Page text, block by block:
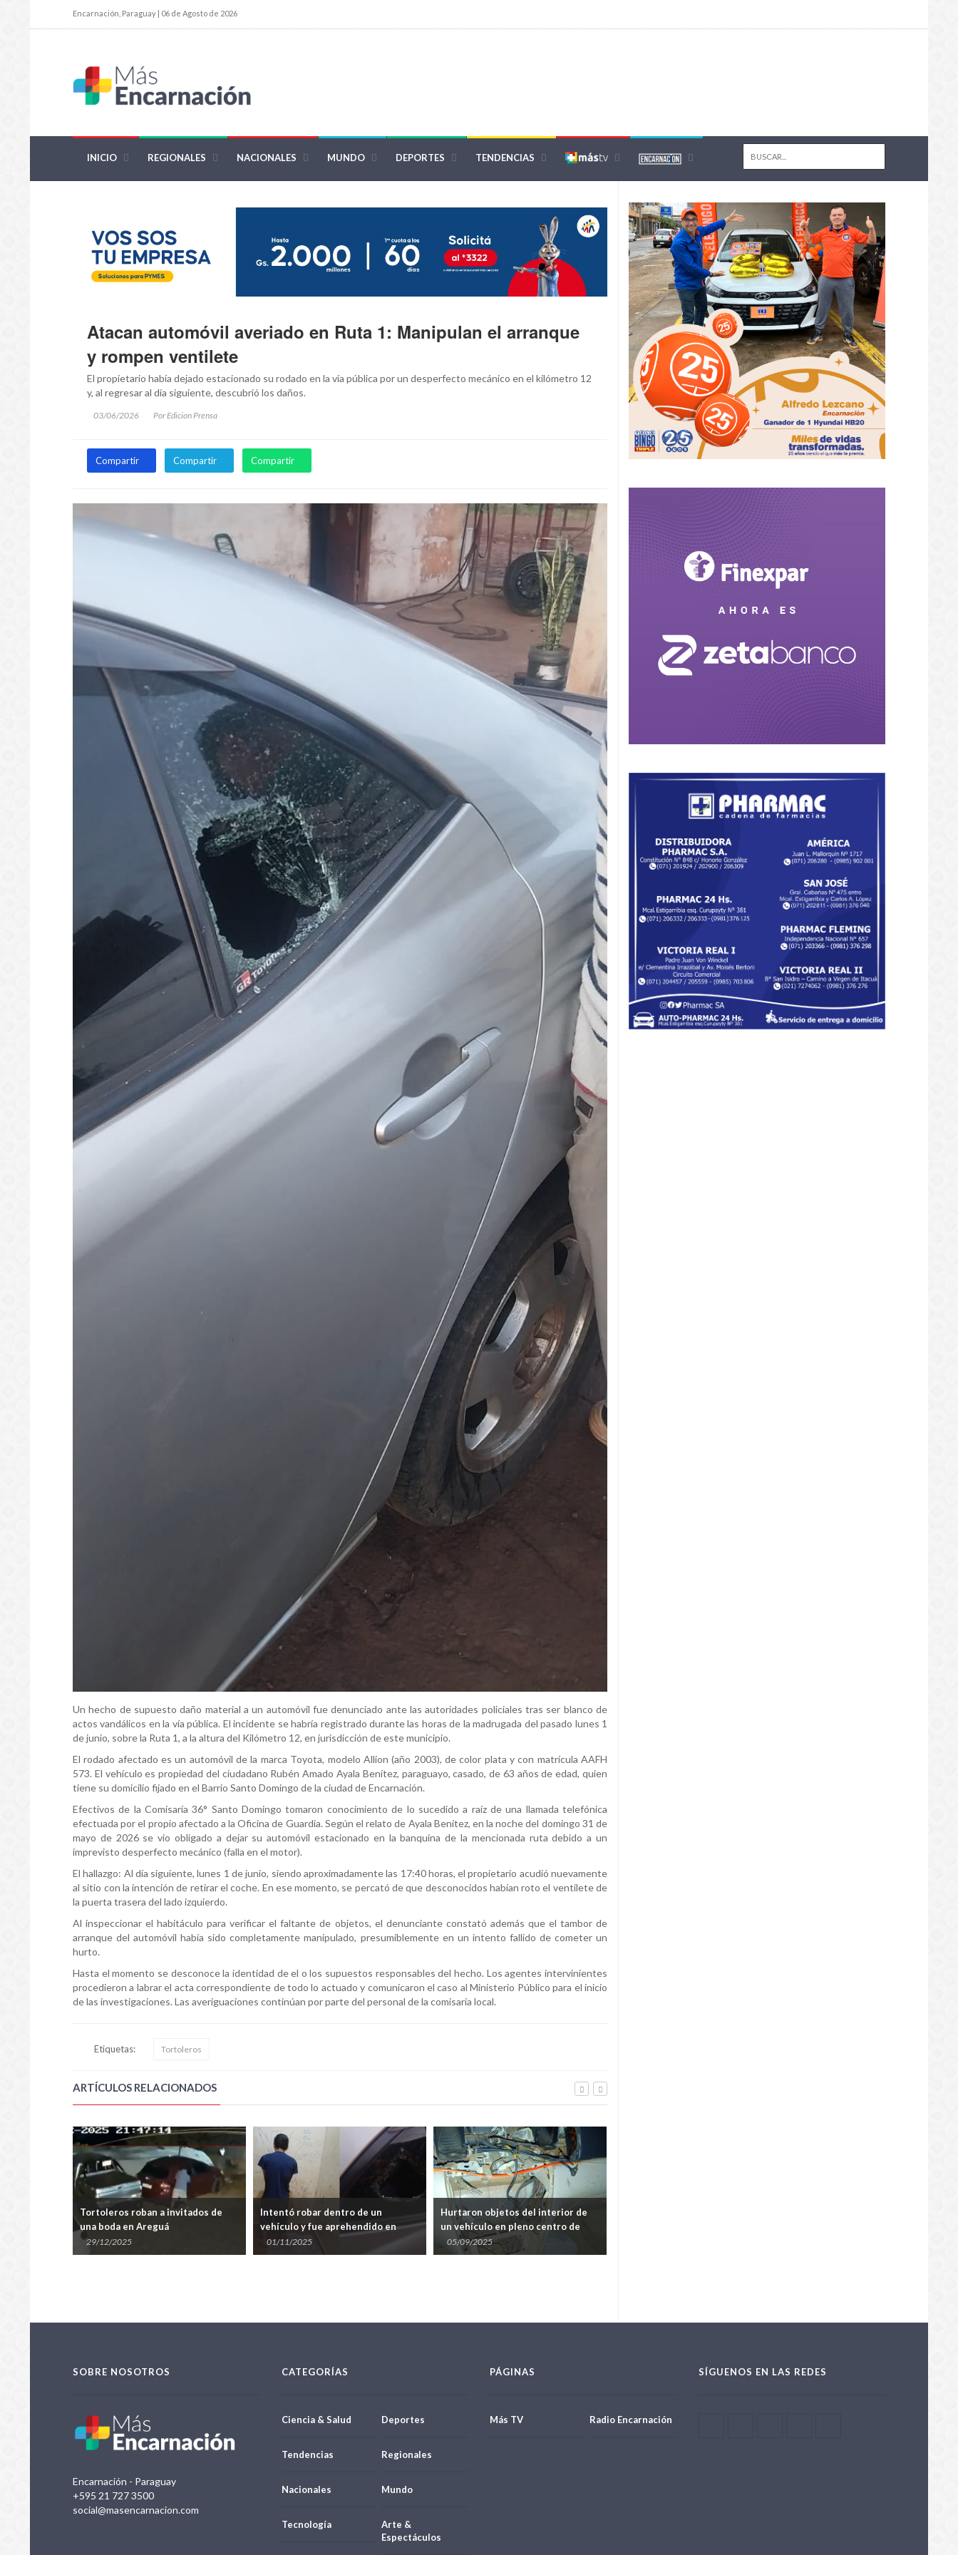
Encarnación, Paraguay | 06 de Agosto de 2026
INICIO REGIONALES NACIONALES MUNDO DEPORTES TENDENCIAS
Atacan automóvil averiado en Ruta 1: Manipulan el arranque
y rompen ventilete
El propietario había dejado estacionado su rodado en la vía pública por un desperfecto mecánico en el kilómetro 12
y, al regresar al día siguiente, descubrió los daños.
03/06/2026 Por Edicion Prensa
Compartir Compartir Compartir
Un hecho de supuesto daño material a un automóvil fue denunciado ante las autoridades policiales tras ser blanco de
actos vandálicos en la vía pública. El incidente se habría registrado durante las horas de la madrugada del pasado lunes 1
de junio, sobre la Ruta 1, a la altura del Kilómetro 12, en jurisdicción de este municipio.
El rodado afectado es un automóvil de la marca Toyota, modelo Allion (año 2003), de color plata y con matrícula AAFH
573. El vehículo es propiedad del ciudadano Rubén Amado Ayala Benítez, paraguayo, casado, de 63 años de edad, quien
tiene su domicilio fijado en el Barrio Santo Domingo de la ciudad de Encarnación.
Efectivos de la Comisaría 36° Santo Domingo tomaron conocimiento de lo sucedido a raíz de una llamada telefónica
efectuada por el propio afectado a la Oficina de Guardia. Según el relato de Ayala Benítez, en la noche del domingo 31 de
mayo de 2026 se vio obligado a dejar su automóvil estacionado en la banquina de la mencionada ruta debido a un
imprevisto desperfecto mecánico (falla en el motor).
El hallazgo: Al día siguiente, lunes 1 de junio, siendo aproximadamente las 17:40 horas, el propietario acudió nuevamente
al sitio con la intención de retirar el coche. En ese momento, se percató de que desconocidos habían roto el ventilete de
la puerta trasera del lado izquierdo.
Al inspeccionar el habitáculo para verificar el faltante de objetos, el denunciante constató además que el tambor de
arranque del automóvil había sido completamente manipulado, presumiblemente en un intento fallido de cometer un
hurto.
Hasta el momento se desconoce la identidad de el o los supuestos responsables del hecho. Los agentes intervinientes
procedieron a labrar el acta correspondiente de todo lo actuado y comunicaron el caso al Ministerio Público para el inicio
de las investigaciones. Las averiguaciones continúan por parte del personal de la comisaría local.
Etiquetas: Tortoleros
ARTÍCULOS RELACIONADOS
Tortoleros roban a invitados de
una boda en Areguá
29/12/2025
Intentó robar dentro de un
vehículo y fue aprehendido en
Encarnación
01/11/2025
Hurtaron objetos del interior de
un vehículo en pleno centro de
Encarnación
05/09/2025
SOBRE NOSOTROS
Encarnación - Paraguay
+595 21 727 3500
social@masencarnacion.com
CATEGORÍAS
Ciencia & Salud Deportes
Tendencias Regionales
Nacionales Mundo
Tecnología
Arte &
Espectáculos
PÁGINAS
Más TV Radio Encarnación
SÍGUENOS EN LAS REDES